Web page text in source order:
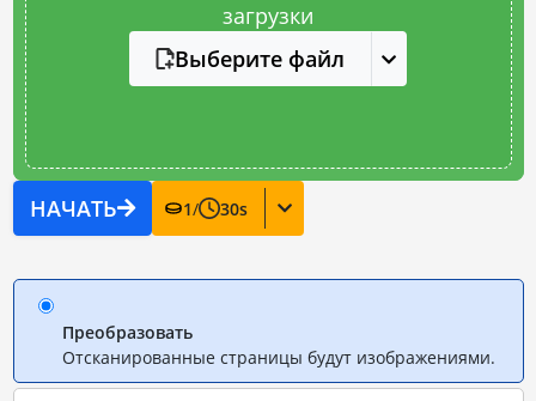
загрузки
Выберите файл
НАЧАТЬ 1/ 30s
Преобразовать
Отсканированные страницы будут изображениями.